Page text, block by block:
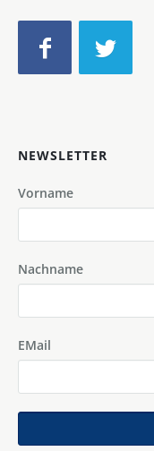
NEWSLETTER
Vorname
Nachname
EMail